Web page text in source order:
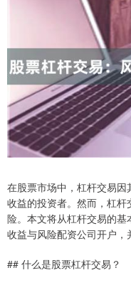
在股票市场中，杠杆交易因
收益的投资者。然而，杠
险。本文将从杠杆交易的
收益与风险配资公司开户，
## 什么是股票杠杆交易？